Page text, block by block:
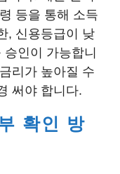
등을 통해 소득
, 신용등급이 낮
인이 가능합니
리가 높아질 수
써야 합니다.
확인 방